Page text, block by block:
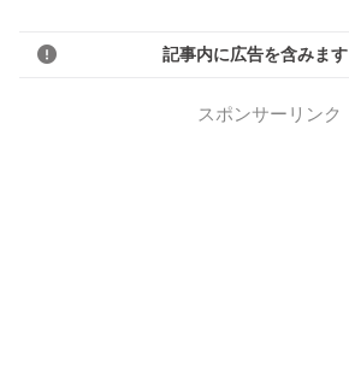
記事内に広告を含みます
スポンサーリンク